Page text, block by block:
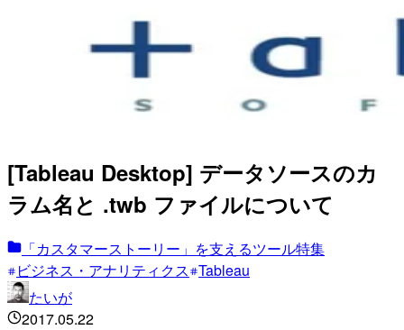
[Tableau Desktop] データソースのカ
ラム名と .twb ファイルについて
「カスタマーストーリー」を支えるツール特集
ビジネス・アナリティクス Tableau
たいが
2017.05.22